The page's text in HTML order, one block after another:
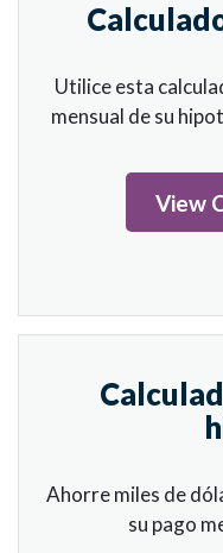
Utilice esta
mensual de su
View
Ahorre miles de
su pago